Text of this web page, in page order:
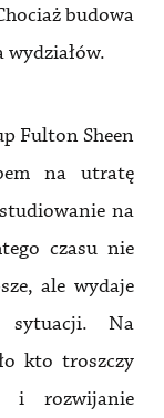
budowa
wydziałów.
Fulton Sheen
na utratę
na
czasu nie
ale wydaje
sytuacji. Na
kto troszczy
i rozwijanie